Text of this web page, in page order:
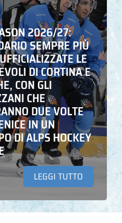
2026/27:
SEMPRE PIÙ
LE
DI CORTINA E
CON GLI
CHE
DUE VOLTE
IN UN
DI ALPS HOCKEY
LEGGI TUTTO